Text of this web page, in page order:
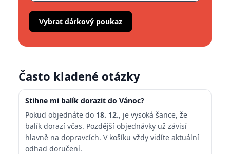
Vybrat dárkový poukaz
Často kladené otázky
Stihne mi balík dorazit do Vánoc?
Pokud objednáte do 18. 12., je vysoká šance, že
balík dorazí včas. Pozdější objednávky už závisí
hlavně na dopravcích. V košíku vždy vidíte aktuální
odhad doručení.